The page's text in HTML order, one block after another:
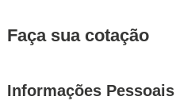
Faça sua cotação
Informações Pessoais